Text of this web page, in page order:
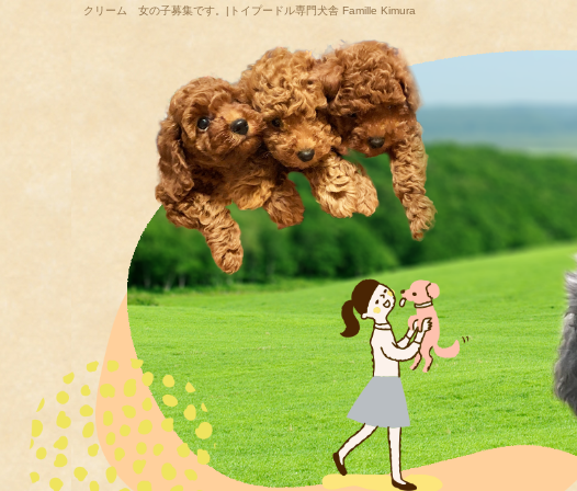
クリーム 女の子募集です。|トイプードル専門犬舎 Famille Kimura